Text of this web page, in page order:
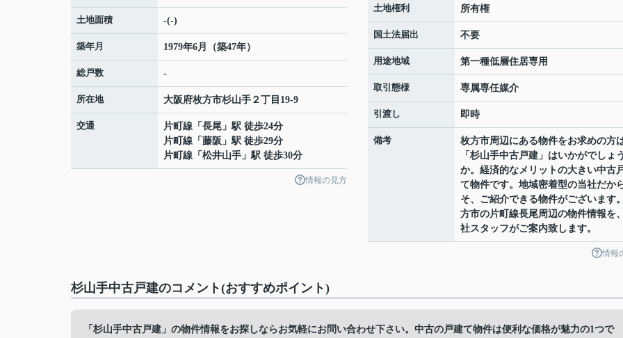
土地面積 -(-)
築年月 1979年6月（築47年）
総戸数 -
所在地 大阪府枚方市杉山手 ２丁目19-9
交通 片町線 「 長尾 」駅 徒歩24分
片町線 「 藤阪 」駅 徒歩29分
片町線 「 松井山手 」駅 徒歩30分
情報の見方
土地権利 所有権
国土法届出 不要
用途地域 第一種低層住居専用
取引態様 専属専任媒介
引渡し 即時
備考
枚方市周辺にある物件をお求めの方
「杉山手中古戸建」はいかがでしょ
か。経済的なメリットの大きい中古
て物件です。地域密着型の当社だか
そ、ご紹介できる物件がございます
方市の片町線長尾周辺の物件情報を
社スタッフがご案内致します。
情報
杉山手中古戸建のコメント(おすすめポイント)
「杉山手中古戸建」の物件情報をお探しならお気軽にお問い合わせ下さい。中古の戸建て物件は便利な価格が魅力の1つで